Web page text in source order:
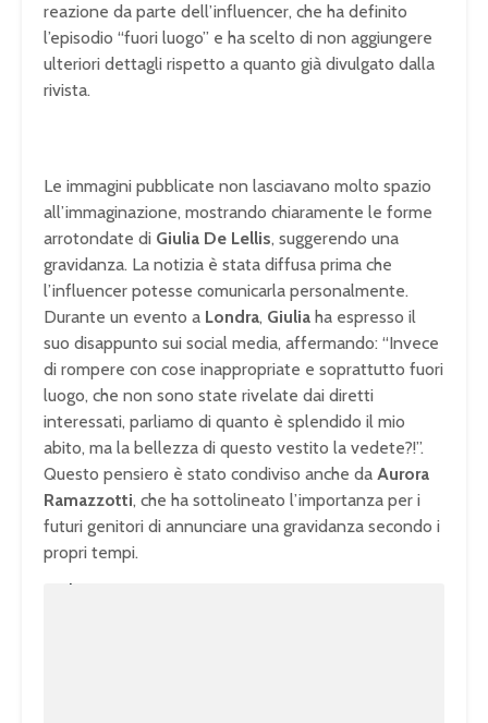
reazione da parte dell’influencer, che ha definito
l’episodio “fuori luogo” e ha scelto di non aggiungere
ulteriori dettagli rispetto a quanto già divulgato dalla
rivista.
Le immagini pubblicate non lasciavano molto spazio
all’immaginazione, mostrando chiaramente le forme
arrotondate di Giulia De Lellis, suggerendo una
gravidanza. La notizia è stata diffusa prima che
l’influencer potesse comunicarla personalmente.
Durante un evento a Londra, Giulia ha espresso il
suo disappunto sui social media, affermando: “Invece
di rompere con cose inappropriate e soprattutto fuori
luogo, che non sono state rivelate dai diretti
interessati, parliamo di quanto è splendido il mio
abito, ma la bellezza di questo vestito la vedete?!”.
Questo pensiero è stato condiviso anche da Aurora
Ramazzotti, che ha sottolineato l’importanza per i
futuri genitori di annunciare una gravidanza secondo i
propri tempi.